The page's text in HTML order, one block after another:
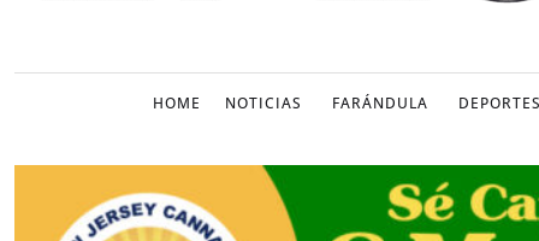
HOME NOTICIAS FARÁNDULA DEPORTES